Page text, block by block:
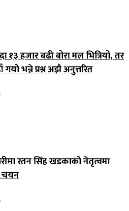
हजार बढी बोरा मल भित्रियो, तर
भन्ने प्रश्न अझै अनुत्तरित
रतन सिंह खडकाको नेतृत्वमा
चयन